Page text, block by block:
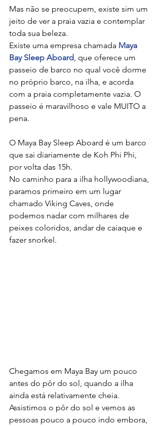
Mas não se preocupem, existe sim um
jeito de ver a praia vazia e contemplar
toda sua beleza.
Existe uma empresa chamada Maya
Bay Sleep Aboard , que oferece um
passeio de barco no qual você dorme
no próprio barco, na ilha, e acorda
com a praia completamente vazia. O
passeio é maravilhoso e vale MUITO a
pena.
O Maya Bay Sleep Aboard é um barco
que sai diariamente de Koh Phi Phi,
por volta das 15h.
No caminho para a ilha hollywoodiana,
paramos primeiro em um lugar
chamado Viking Caves, onde
podemos nadar com milhares de
peixes coloridos, andar de caiaque e
fazer snorkel.
Chegamos em Maya Bay um pouco
antes do pôr do sol, quando a ilha
ainda está relativamente cheia.
Assistimos o pôr do sol e vemos as
pessoas pouco a pouco indo embora,